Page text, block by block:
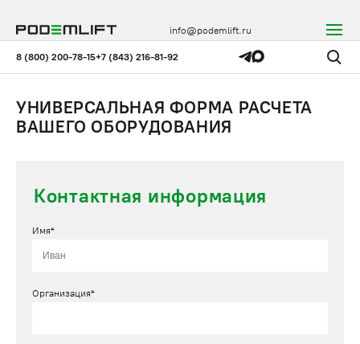
8 (800) 200-78-15+7 (843) 216-81-92
info@podemlift.ru
УНИВЕРСАЛЬНАЯ ФОРМА РАСЧЕТА
ВАШЕГО ОБОРУДОВАНИЯ
Контактная информация
Имя*
Организация*